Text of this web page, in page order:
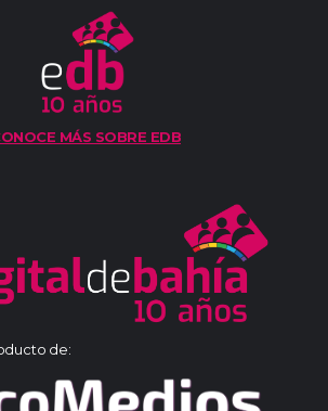
MÁS SOBRE EDB
de: